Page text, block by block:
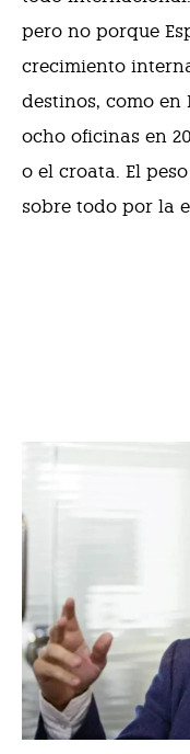
pero no porque
crecimiento
destinos, como
ocho oficinas en
o el croata. El
sobre todo por la